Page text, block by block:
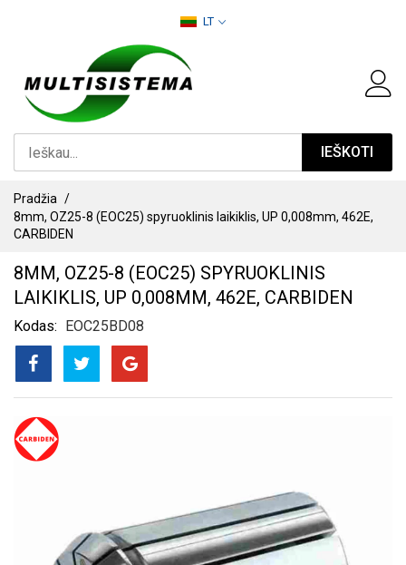
LT
IEŠKOTI
Pradžia
8mm, OZ25-8 (EOC25) spyruoklinis laikiklis, UP 0,008mm, 462E,
CARBIDEN
8MM, OZ25-8 (EOC25) SPYRUOKLINIS
LAIKIKLIS, UP 0,008MM, 462E, CARBIDEN
Kodas EOC25BD08
PEREITI
Į
PAVEIKSLĖLIŲ